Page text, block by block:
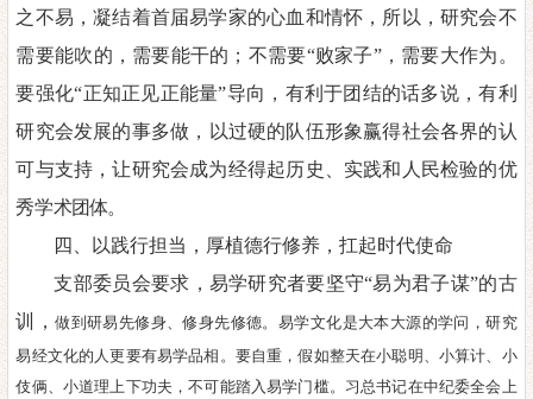
之不易，凝结着首届易学家的心血和情怀，所以，研究会不
需要能吹的，需要能干的；不需要“败家子”，需要大作为。
要强化“正知正见正能量”导向，有利于团结的话多说，有利
研究会发展的事多做，以过硬的队伍形象赢得社会各界的认
可与支持，让研究会成为经得起历史、实践和人民检验的优
秀学术团体。
四、以践行担当，厚植德行修养，扛起时代使命
支部委员会要求，易学研究者要坚守“易为君子谋”的古
训，做到研易先修身、修身先修德。 易学文化是大本大源的学问，研究
易经文化的人更要有易学品相。 要自重，假如整天在小聪明、小算计、小
伎俩
小道理 上下功夫，不可能踏入易学门槛。习总书记在中纪委全会上